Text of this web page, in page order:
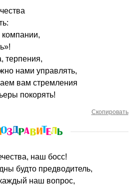
терпения,
нами управлять,
вам стремления
покорять!
Скопировать
наш босс!
будто предводитель,
наш вопрос,